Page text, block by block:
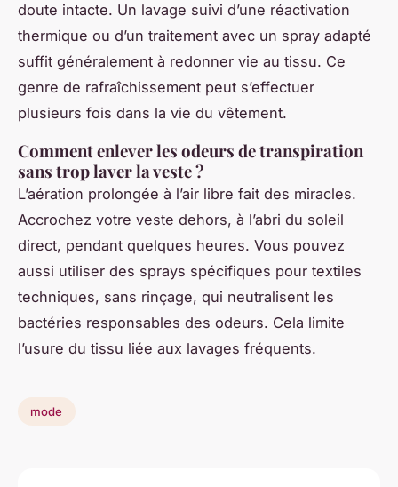
doute intacte. Un lavage suivi d’une réactivation
thermique ou d’un traitement avec un spray adapté
suffit généralement à redonner vie au tissu. Ce
genre de rafraîchissement peut s’effectuer
plusieurs fois dans la vie du vêtement.
Comment enlever les odeurs de transpiration
sans trop laver la veste ?
L’aération prolongée à l’air libre fait des miracles.
Accrochez votre veste dehors, à l’abri du soleil
direct, pendant quelques heures. Vous pouvez
aussi utiliser des sprays spécifiques pour textiles
techniques, sans rinçage, qui neutralisent les
bactéries responsables des odeurs. Cela limite
l’usure du tissu liée aux lavages fréquents.
mode